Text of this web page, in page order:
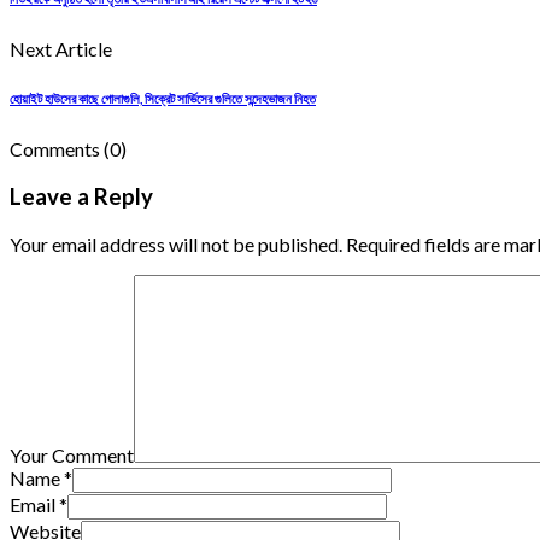
Next Article
হোয়াইট হাউসের কাছে গোলাগুলি, সিক্রেট সার্ভিসের গুলিতে সন্দেহভাজন নিহত
Comments (0)
Leave a Reply
Your email address will not be published. Required fields are
Your Comment
Name*
Email*
Website